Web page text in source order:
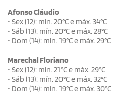
Afonso Cláudio
• Sex (12): mín. 20°C e máx. 34°C
• Sáb (13): mín. 20°C e máx. 28°C
• Dom (14): mín. 19°C e máx. 29°C
Marechal Floriano
• Sex (12): mín. 21°C e máx. 29°C
• Sáb (13): mín. 20°C e máx. 32°C
• Dom (14): mín. 19°C e máx. 30°C